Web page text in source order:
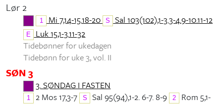
Lør 2
1 Mi 7,14-15.18-20 S Sal 103(102),1-3.3-4.9-10.11-12
E
Luk 15,1-3.11-32
Tidebønner for ukedagen
Tidebønn for uke 3, vol. II
SØN 3
3. SØNDAG I FASTEN
1 2 Mos 17,3-7 S Sal 95(94),1-2. 6-7. 8-9 2
Rom 5,1-